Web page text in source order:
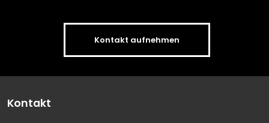
Kontakt aufnehmen
Kontakt